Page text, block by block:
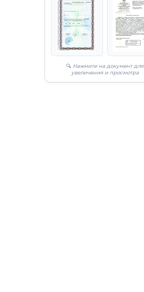
🔍 Нажмите на документ для
увеличения и просмотра